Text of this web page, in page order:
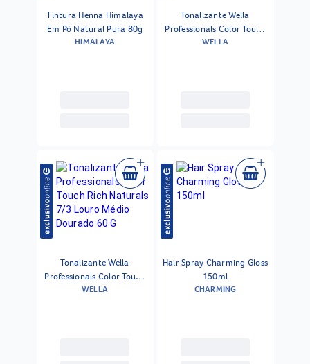
Tintura Henna Himalaya
Em Pó Natural Pura 80g
HIMALAYA
Tonalizante Wella
Professionals Color Touch
Relights /18 Cinza
WELLA
Tonalizante Wella
Professionals Color Touch
Rich Naturals 7/3 Louro
WELLA
Hair Spray Charming Gloss
150ml
CHARMING